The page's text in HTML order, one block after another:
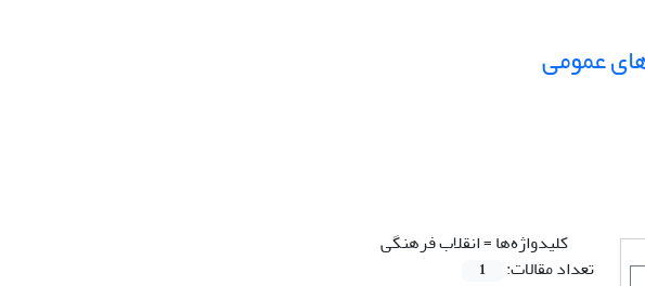
عمومی
کلیدواژه‌ها =انقلاب فرهنگی
تعداد مقالات:
1